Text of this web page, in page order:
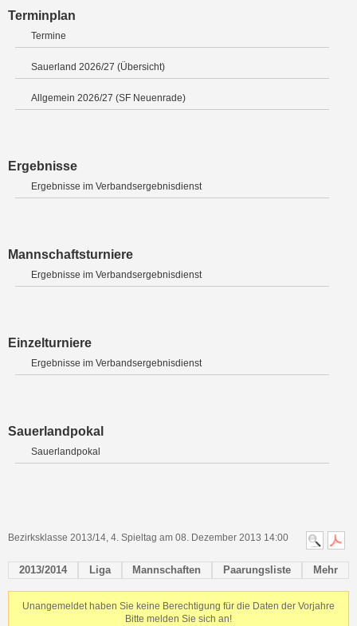
Terminplan
Termine
Sauerland 2026/27 (Übersicht)
Allgemein 2026/27 (SF Neuenrade)
Ergebnisse
Ergebnisse im Verbandsergebnisdienst
Mannschaftsturniere
Ergebnisse im Verbandsergebnisdienst
Einzelturniere
Ergebnisse im Verbandsergebnisdienst
Sauerlandpokal
Sauerlandpokal
Bezirksklasse 2013/14, 4. Spieltag am 08. Dezember 2013 14:00
2013/2014 Liga Mannschaften Paarungsliste Mehr
Unangemeldet haben Sie keine Berechtigung für die Daten der Vorjahre
Bitte melden Sie sich an!